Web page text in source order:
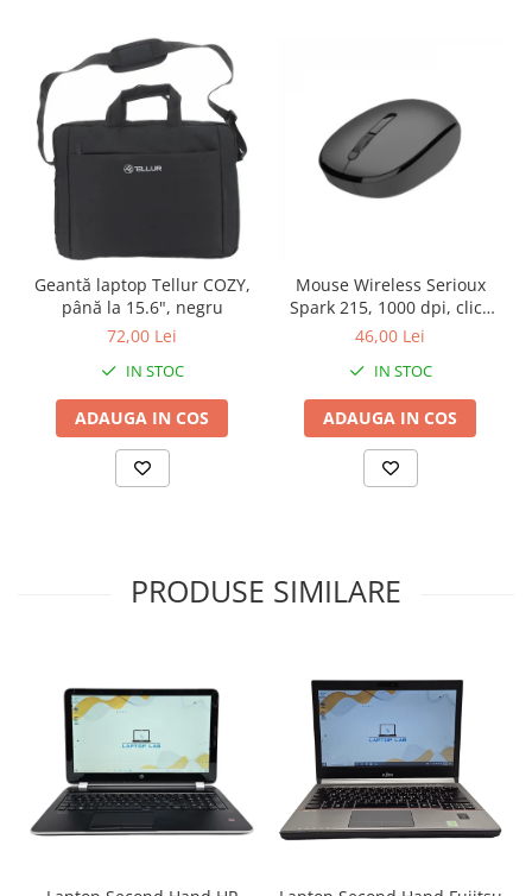
Geantă laptop Tellur COZY,
până la 15.6", negru
72,00 Lei
IN STOC
ADAUGA IN COS
Mouse Wireless Serioux
Spark 215, 1000 dpi, click
silentios
46,00 Lei
IN STOC
ADAUGA IN COS
PRODUSE SIMILARE